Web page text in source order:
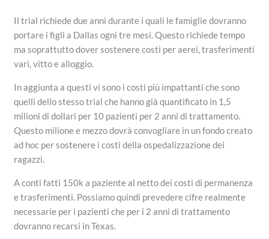
Il trial richiede due anni durante i quali le famiglie dovranno
portare i figli a Dallas ogni tre mesi. Questo richiede tempo
ma soprattutto dover sostenere costi per aerei, trasferimenti
vari, vitto e alloggio.
In aggiunta a questi vi sono i costi più impattanti che sono
quelli dello stesso trial che hanno già quantificato in 1,5
milioni di dollari per 10 pazienti per 2 anni di trattamento.
Questo milione e mezzo dovrà convogliare in un fondo creato
ad hoc per sostenere i costi della ospedalizzazione dei
ragazzi.
A conti fatti 150k a paziente al netto dei costi di permanenza
e trasferimenti. Possiamo quindi prevedere cifre realmente
necessarie per i pazienti che per i 2 anni di trattamento
dovranno recarsi in Texas.